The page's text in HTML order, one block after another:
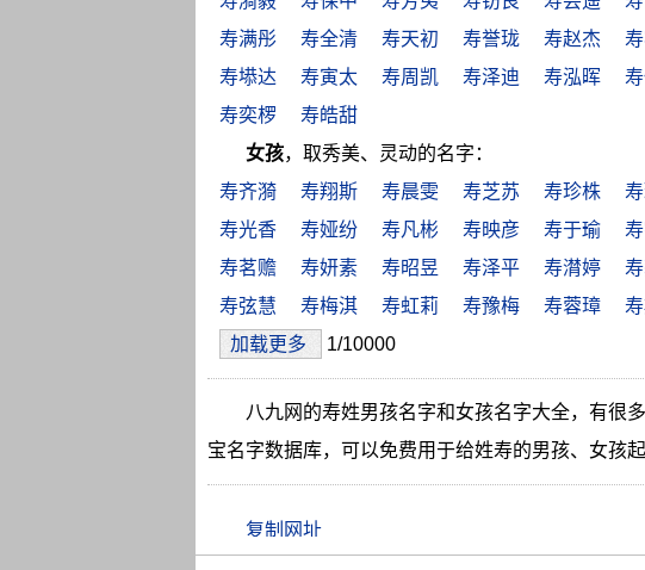
寿满彤
寿全清 寿天初 寿誉珑 寿赵杰
寿塨达
寿寅太 寿周凯 寿泽迪 寿泓晖
寿奕椤
寿皓甜
女孩，取秀美、灵动的名字：
寿齐漪
寿翔斯 寿晨雯 寿芝苏 寿珍株
寿光香
寿娅纷 寿凡彬 寿映彦 寿于瑜
寿茗赡
寿妍素 寿昭昱 寿泽平 寿潸婷
寿弦慧
寿梅淇 寿虹莉 寿豫梅 寿蓉璋
加载更多
1/10000
八九网的寿姓男孩名字和女孩名字大全，有很
宝名字数据库，可以免费用于给姓寿的男孩、女孩起